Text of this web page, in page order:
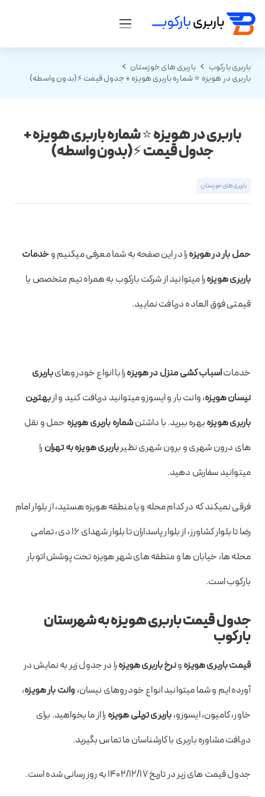
باربری بارکوب
باربری های خوزستان
باربری در هویزه ⭐ شماره باربری هویزه + جدول قیمت ⚡(بدون واسطه)
باربری در هویزه ⭐ شماره باربری هویزه +
جدول قیمت ⚡(بدون واسطه)
باربری های خوزستان
حمل بار در هویزهرا در این صفحه به شما معرفی میکنیم وخدمات
باربری هویزهرا میتوانید از شرکت بارکوب به همراه تیم متخصص با
قیمتی فوق العاده دریافت نمایید.
خدماتاسباب کشی منزل در هویزهرا با انواع خودروهایباربری
نیسان هویزه، وانت بار و ایسوزو میتوانید دریافت کنید و ازبهترین
باربری هویزهبهره ببرید. با داشتنشماره باربری هویزه حمل و نقل
های درون شهری و برون شهری نظیرباربری هویزه به تهران را
میتوانید سفارش دهید.
فرقی نمیکند که در کدام محله و یا منطقه هویزه هستید، از بلوار امام
رضا تا بلوار کشاورز، از بلوار پاسداران تا بلوار شهدای ۱۶ دی، تمامی
محله ها، خیابان ها و منطقه های شهر هویزه تحت پوشش اتوبار
بارکوب است.
جدول قیمت باربری هویزه به شهرستان
بارکوب
قیمت باربری هویزهونرخ باربری هویزهرا در جدول زیر به نمایش در
آورده ایم و شما میتوانید انواع خودروهای نیسان،وانت بار هویزه،
خاور، کامیون، ایسوزو،باربری تریلی هویزه را از ما بخواهید. برای
دریافت مشاوره باربری با کارشناسان ما تماس بگیرید.
جدول قیمت های زیر در تاریخ ۱۴۰۲/۱۲/۱۷ به روز رسانی شده است.